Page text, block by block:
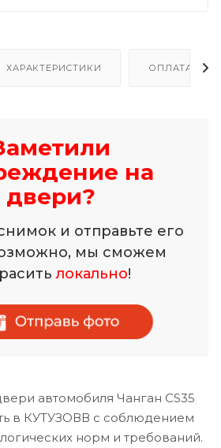
ХАРАКТЕРИСТИКИ ОПЛАТА И
на
двери?
и отправьте его
мы сможем
локально!
автомобиля Чанган CS35
в КУТУЗОВВ с соблюдением
норм и требований.